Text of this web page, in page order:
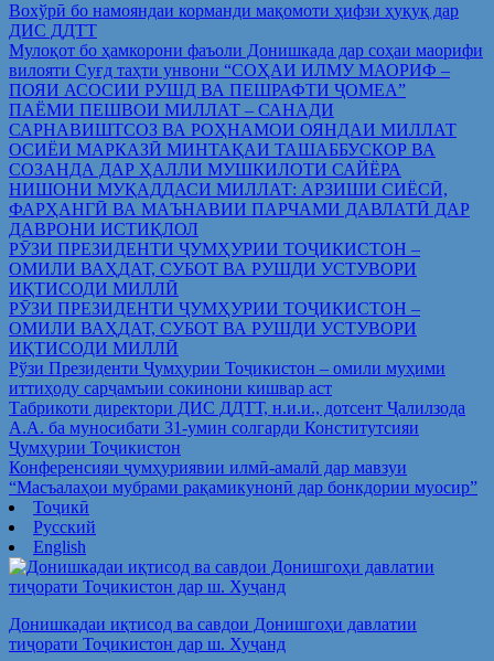
Вохўрӣ бо намояндаи корманди мақомоти ҳифзи ҳуқуқ дар
ДИС ДДТТ
Мулоқот бо ҳамкорони фаъоли Донишкада дар соҳаи маорифи
вилояти Суғд таҳти унвони “СОҲАИ ИЛМУ МАОРИФ –
ПОЯИ АСОСИИ РУШД ВА ПЕШРАФТИ ҶОМЕА”
ПАЁМИ ПЕШВОИ МИЛЛАТ – САНАДИ
САРНАВИШТСОЗ ВА РОҲНАМОИ ОЯНДАИ МИЛЛАТ
ОСИЁИ МАРКАЗӢ МИНТАҚАИ ТАШАББУСКОР ВА
СОЗАНДА ДАР ҲАЛЛИ МУШКИЛОТИ САЙЁРА
НИШОНИ МУҚАДДАСИ МИЛЛАТ: АРЗИШИ СИЁСӢ,
ФАРҲАНГӢ ВА МАЪНАВИИ ПАРЧАМИ ДАВЛАТӢ ДАР
ДАВРОНИ ИСТИҚЛОЛ
РӮЗИ ПРЕЗИДЕНТИ ҶУМҲУРИИ ТОҶИКИСТОН –
ОМИЛИ ВАҲДАТ, СУБОТ ВА РУШДИ УСТУВОРИ
ИҚТИСОДИ МИЛЛӢ
РӮЗИ ПРЕЗИДЕНТИ ҶУМҲУРИИ ТОҶИКИСТОН –
ОМИЛИ ВАҲДАТ, СУБОТ ВА РУШДИ УСТУВОРИ
ИҚТИСОДИ МИЛЛӢ
Рўзи Президенти Ҷумҳурии Тоҷикистон – омили муҳими
иттиҳоду сарҷамъии сокинони кишвар аст
Табрикоти директори ДИС ДДТТ, н.и.и., дотсент Ҷалилзода
А.А. ба муносибати 31-умин солгарди Конститутсияи
Ҷумҳурии Тоҷикистон
Конференсияи ҷумҳуриявии илмӣ-амалӣ дар мавзуи
“Масъалаҳои мубрами рақамикунонӣ дар бонкдории муосир”
Тоҷикӣ
Русский
English
Донишкадаи иқтисод ва савдои Донишгоҳи давлатии
тиҷорати Тоҷикистон дар ш. Хуҷанд